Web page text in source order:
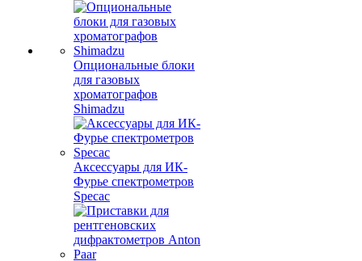
Опциональные блоки
для газовых
хроматографов
Shimadzu
Аксессуары для ИК-
Фурье спектрометров
Specac